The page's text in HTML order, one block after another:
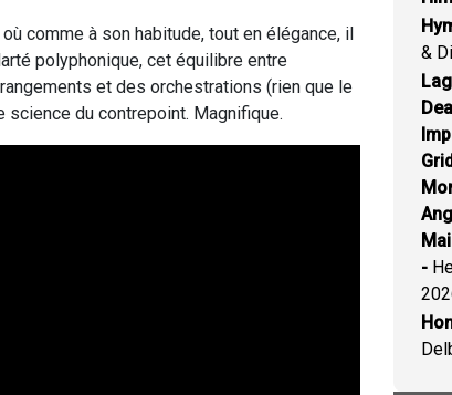
comme à son habitude, tout en élégance, il
polyphonique, cet équilibre entre
et des orchestrations (rien que le
science du contrepoint. Magnifique.
&
-